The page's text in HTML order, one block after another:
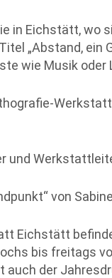
in Eichstätt, wo
„Abstand,
wie Musik oder
und
von
Eichstätt
bis freitags
auch der